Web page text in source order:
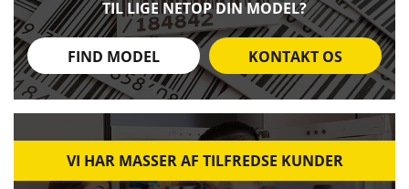
TIL LIGE NETOP DIN MODEL?
FIND MODEL KONTAKT OS
VI HAR MASSER AF TILFREDSE KUNDER